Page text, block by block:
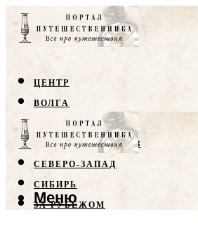
ЦЕНТР
ВОЛГА
КРЫМ
СЕВЕРНЫЙ КАВКАЗ
СЕВЕРО-ЗАПАД
СИБИРЬ
ЗА РУБЕЖОМ
Меню